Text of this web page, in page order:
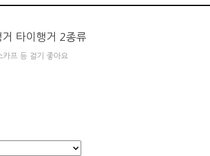
타이행거 2종류
카프 등 걸기 좋아요